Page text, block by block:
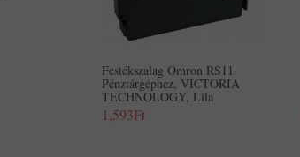
Festékszalag Omron RS11
Pénztárgéphez, VICTORIA
TECHNOLOGY, Lila
1,593Ft